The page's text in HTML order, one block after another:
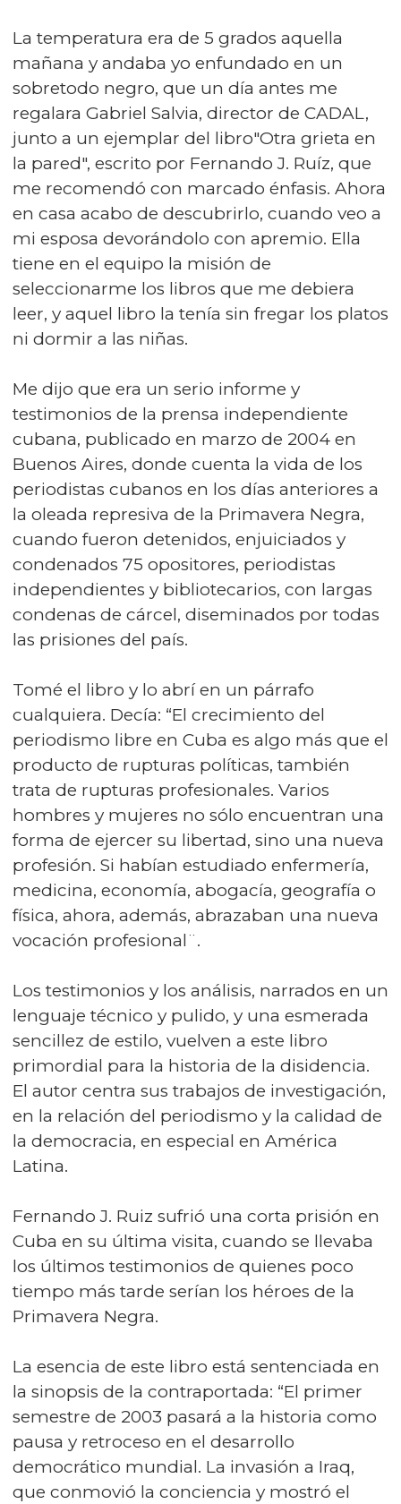
La temperatura era de 5 grados aquella
mañana y andaba yo enfundado en un
sobretodo negro, que un día antes me
regalara Gabriel Salvia, director de CADAL,
junto a un ejemplar del libro"Otra grieta en
la pared", escrito por Fernando J. Ruíz, que
me recomendó con marcado énfasis. Ahora
en casa acabo de descubrirlo, cuando veo a
mi esposa devorándolo con apremio. Ella
tiene en el equipo la misión de
seleccionarme los libros que me debiera
leer, y aquel libro la tenía sin fregar los platos
ni dormir a las niñas.
Me dijo que era un serio informe y
testimonios de la prensa independiente
cubana, publicado en marzo de 2004 en
Buenos Aires, donde cuenta la vida de los
periodistas cubanos en los días anteriores a
la oleada represiva de la Primavera Negra,
cuando fueron detenidos, enjuiciados y
condenados 75 opositores, periodistas
independientes y bibliotecarios, con largas
condenas de cárcel, diseminados por todas
las prisiones del país.
Tomé el libro y lo abrí en un párrafo
cualquiera. Decía: “El crecimiento del
periodismo libre en Cuba es algo más que el
producto de rupturas políticas, también
trata de rupturas profesionales. Varios
hombres y mujeres no sólo encuentran una
forma de ejercer su libertad, sino una nueva
profesión. Si habían estudiado enfermería,
medicina, economía, abogacía, geografía o
física, ahora, además, abrazaban una nueva
vocación profesional¨.
Los testimonios y los análisis, narrados en un
lenguaje técnico y pulido, y una esmerada
sencillez de estilo, vuelven a este libro
primordial para la historia de la disidencia.
El autor centra sus trabajos de investigación,
en la relación del periodismo y la calidad de
la democracia, en especial en América
Latina.
Fernando J. Ruiz sufrió una corta prisión en
Cuba en su última visita, cuando se llevaba
los últimos testimonios de quienes poco
tiempo más tarde serían los héroes de la
Primavera Negra.
La esencia de este libro está sentenciada en
la sinopsis de la contraportada: “El primer
semestre de 2003 pasará a la historia como
pausa y retroceso en el desarrollo
democrático mundial. La invasión a Iraq,
que conmovió la conciencia y mostró el